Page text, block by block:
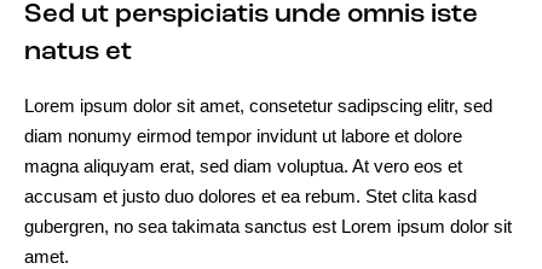
Sed ut perspiciatis unde omnis iste
natus et
Lorem ipsum dolor sit amet, consetetur sadipscing elitr, sed
diam nonumy eirmod tempor invidunt ut labore et dolore
magna aliquyam erat, sed diam voluptua. At vero eos et
accusam et justo duo dolores et ea rebum. Stet clita kasd
gubergren, no sea takimata sanctus est Lorem ipsum dolor sit
amet.